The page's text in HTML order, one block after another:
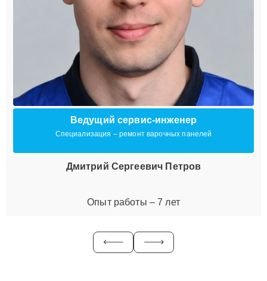
Ведущий сервис-инженер
Специализация – ремонт варочных панелей
Дмитрий Сергеевич Петров
Опыт работы – 7 лет